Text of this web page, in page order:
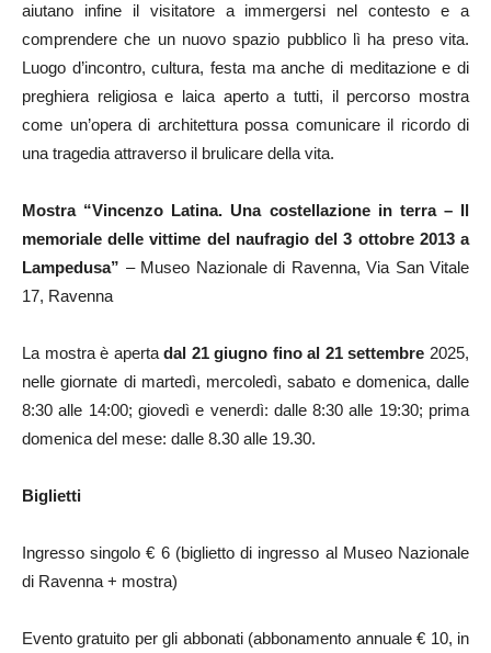
aiutano infine il visitatore a immergersi nel contesto e a
comprendere che un nuovo spazio pubblico lì ha preso vita.
Luogo d’incontro, cultura, festa ma anche di meditazione e di
preghiera religiosa e laica aperto a tutti, il percorso mostra
come un’opera di architettura possa comunicare il ricordo di
una tragedia attraverso il brulicare della vita.
Mostra “Vincenzo Latina. Una costellazione in terra – Il
memoriale delle vittime del naufragio del 3 ottobre 2013 a
Lampedusa” – Museo Nazionale di Ravenna, Via San Vitale
17, Ravenna
La mostra è apertadal 21 giugno fino al 21 settembre 2025,
nelle giornate di martedì, mercoledì, sabato e domenica, dalle
8:30 alle 14:00; giovedì e venerdì: dalle 8:30 alle 19:30; prima
domenica del mese: dalle 8.30 alle 19.30.
Biglietti
Ingresso singolo € 6 (biglietto di ingresso al Museo Nazionale
di Ravenna + mostra)
Evento gratuito per gli abbonati (abbonamento annuale € 10, in